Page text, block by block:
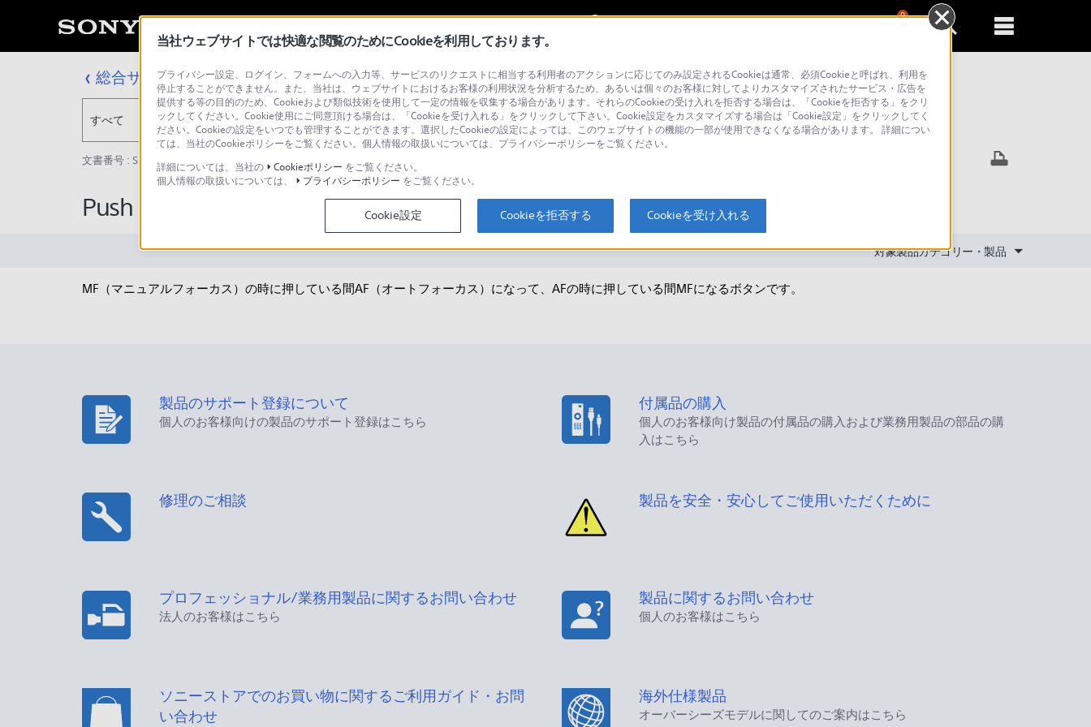
0
総合サポート・お問い合わせ
すべて 検索
文書番号 : SH000163196 / 最終更新日 : 2025/03/11
Push AF/MF 機能とは何ですか。（PXW-Z190・PXW-Z280）
対象製品カテゴリー・製品
MF（マニュアルフォーカス）の時に押している間AF（オートフォーカス）になって、AFの時に押している間MFになるボタンです。
製品のサポート登録について
個人のお客様向けの製品のサポート登録はこちら
付属品の購入
個人のお客様向け製品の付属品の購入および業務用製品の部品の購
入はこちら
修理のご相談 製品を安全・安心してご使用いただくために
プロフェッショナル/業務用製品に関するお問い合わせ
法人のお客様はこちら
製品に関するお問い合わせ
個人のお客様はこちら
ソニーストアでのお買い物に関するご利用ガイド・お問
い合わせ
海外仕様製品
オーバーシーズモデルに関してのご案内はこちら
当社ウェブサイトでは快適な閲覧のためにCookieを利用しております。
プライバシー設定、ログイン、フォームへの入力等、サービスのリクエストに相当する利用者のアクションに応じてのみ設定されるCookieは通常、必須Cookieと呼ばれ、利用を
停止することができません。また、当社は、ウェブサイトにおけるお客様の利用状況を分析するため、あるいは個々のお客様に対してよりカスタマイズされたサービス・広告を
提供する等の目的のため、Cookieおよび類似技術を使用して一定の情報を収集する場合があります。それらのCookieの受け入れを拒否する場合は、「Cookieを拒否する」をクリ
ックしてください。Cookie使用にご同意頂ける場合は、「Cookieを受け入れる」をクリックして下さい。Cookie設定をカスタマイズする場合は「Cookie設定」をクリックしてく
ださい。Cookieの設定をいつでも管理することができます。選択したCookieの設定によっては、このウェブサイトの機能の一部が使用できなくなる場合があります。 詳細につい
ては、当社のCookieポリシーをご覧ください。個人情報の取扱いについては、プライバシーポリシーをご覧ください。
詳細については、当社の
Cookieポリシー をご覧ください。
個人情報の取扱いについては、
プライバシーポリシー をご覧ください。
Cookie設定 Cookieを拒否する Cookieを受け入れる